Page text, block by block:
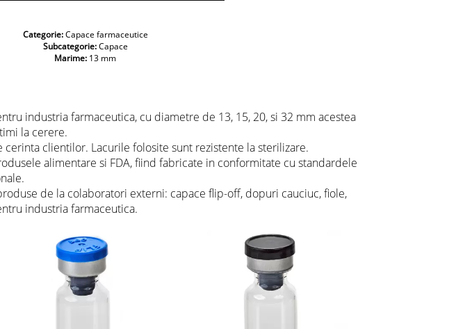
Categorie:Capace farmaceutice
Subcategorie:Capace
Marime: 13 mm
industria farmaceutica, cu diametre de 13, 15, 20, si 32 mm acestea
la cerere.
clientilor. Lacurile folosite sunt rezistente la sterilizare.
alimentare si FDA, fiind fabricate in conformitate cu standardele
de la colaboratori externi: capace flip-off, dopuri cauciuc, fiole,
industria farmaceutica.